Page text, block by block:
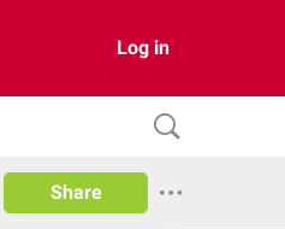
Log in
Share